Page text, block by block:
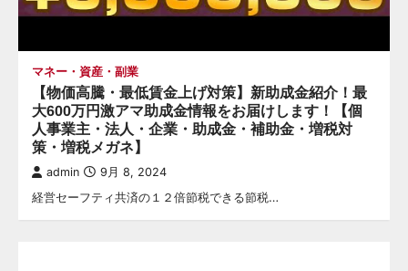
マネー・資産・副業
【物価高騰・最低賃金上げ対策】新助成金紹介！最
大600万円激アマ助成金情報をお届けします！【個
人事業主・法人・企業・助成金・補助金・増税対
策・増税メガネ】
admin 9月 8, 2024
経営セーフティ共済の１２倍節税できる節税…